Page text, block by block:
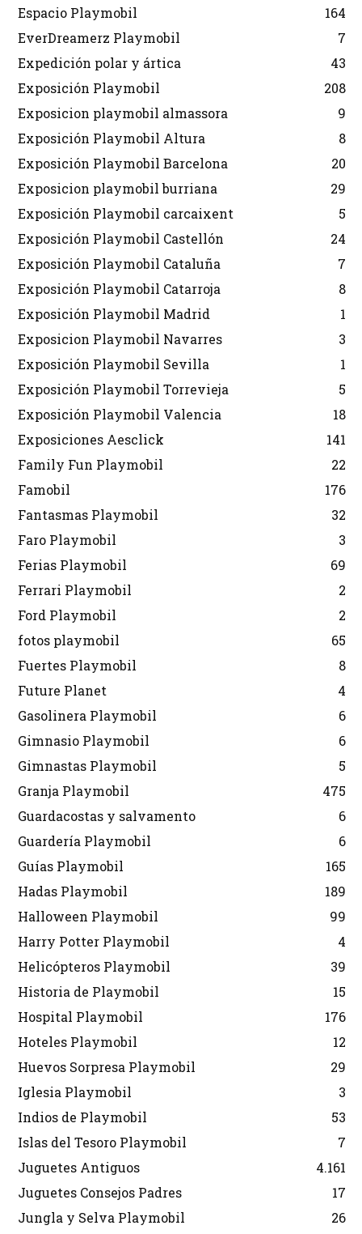
Espacio Playmobil
164
EverDreamerz Playmobil
7
Expedición polar y ártica
43
Exposición Playmobil
208
Exposicion playmobil almassora
9
Exposición Playmobil Altura
8
Exposición Playmobil Barcelona
20
Exposicion playmobil burriana
29
Exposición Playmobil carcaixent
5
Exposición Playmobil Castellón
24
Exposición Playmobil Cataluña
7
Exposición Playmobil Catarroja
8
Exposición Playmobil Madrid
1
Exposicion Playmobil Navarres
3
Exposición Playmobil Sevilla
1
Exposición Playmobil Torrevieja
5
Exposición Playmobil Valencia
18
Exposiciones Aesclick
141
Family Fun Playmobil
22
Famobil
176
Fantasmas Playmobil
32
Faro Playmobil
3
Ferias Playmobil
69
Ferrari Playmobil
2
Ford Playmobil
2
fotos playmobil
65
Fuertes Playmobil
8
Future Planet
4
Gasolinera Playmobil
6
Gimnasio Playmobil
6
Gimnastas Playmobil
5
Granja Playmobil
475
Guardacostas y salvamento
6
Guardería Playmobil
6
Guías Playmobil
165
Hadas Playmobil
189
Halloween Playmobil
99
Harry Potter Playmobil
4
Helicópteros Playmobil
39
Historia de Playmobil
15
Hospital Playmobil
176
Hoteles Playmobil
12
Huevos Sorpresa Playmobil
29
Iglesia Playmobil
3
Indios de Playmobil
53
Islas del Tesoro Playmobil
7
Juguetes Antiguos
4.161
Juguetes Consejos Padres
17
Jungla y Selva Playmobil
26